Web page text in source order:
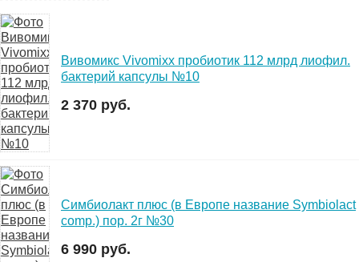
Вивомикс Vivomixx пробиотик 112 млрд лиофил.
бактерий капсулы №10
2 370 руб.
Симбиолакт плюс (в Европе название Symbiolact
comp.) пор. 2г №30
6 990 руб.